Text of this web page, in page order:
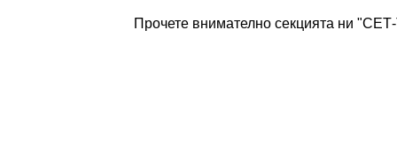
Прочете внимателно секцията ни